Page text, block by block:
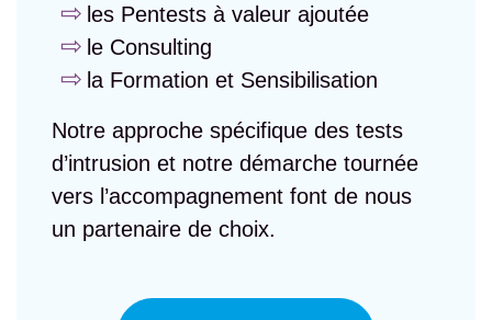
les Pentests à valeur ajoutée
le Consulting
la Formation et Sensibilisation
Notre approche spécifique des tests
d’intrusion et notre démarche tournée
vers l’accompagnement font de nous
un partenaire de choix.